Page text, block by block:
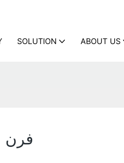
SOLUTION ABOUT US
فرن